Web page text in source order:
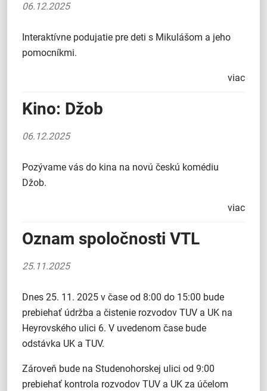
06.12.2025
Interaktívne podujatie pre deti s Mikulášom a jeho
pomocníkmi.
viac
Kino: Džob
06.12.2025
Pozývame vás do kina na novú českú komédiu
Džob.
viac
Oznam spoločnosti VTL
25.11.2025
Dnes 25. 11. 2025 v čase od 8:00 do 15:00 bude
prebiehať údržba a čistenie rozvodov TUV a UK na
Heyrovského ulici 6. V uvedenom čase bude
odstávka UK a TUV.
Zároveň bude na Studenohorskej ulici od 9:00
prebiehať kontrola rozvodov TUV a UK za účelom